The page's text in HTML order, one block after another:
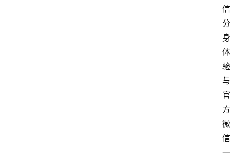
信
分
身
体
验
与
官
方
微
信
一